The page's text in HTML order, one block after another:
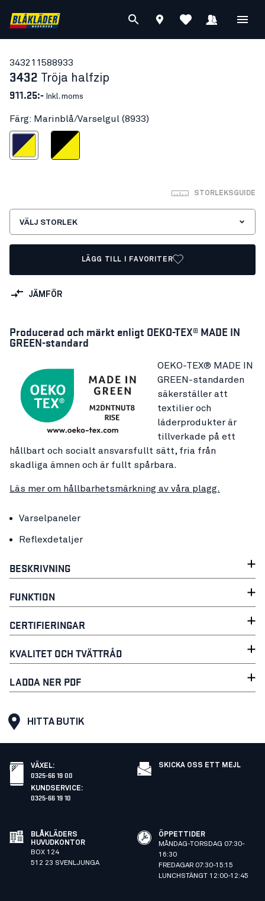
343211588933
3432 Tröja halfzip
911.25:- Inkl. moms
Färg: Marinblå/Varselgul (8933)
Varselgul
Svart/Varselgul
STORLEKSGUIDE
VÄLJ STORLEK
LÄGG TILL I FAVORITER
JÄMFÖR
Producerad och märkt enligt OEKO-TEX® MADE IN
GREEN-standard
OEKO-TEX® MADE IN
GREEN-standarden
säkerställer att
textilier och
läderprodukter är
tillverkade på ett
hållbart och socialt ansvarsfullt sätt, fria från
skadliga ämnen och är fullt spårbara.
Läs mer om hållbarhetsmärkning av våra plagg.
Varselpaneler
Reflexdetaljer
BESKRIVNING
FUNKTION
CERTIFIERINGAR
KVALITET OCH TVÄTTRÅD
LADDA NER PDF
HITTA BUTIK
VÄXEL:
0325-66 19 00
KUNDSERVICE:
0325-66 19 10
SKICKA OSS ETT MEJL
BLÅKLÄDERS
HUVUDKONTOR
BOX 124
512 23 SVENLJUNGA
ÖPPETTIDER
MÅNDAG-TORSDAG 07:30-
16:30
FREDAGAR 07:30-15:15
LUNCHSTÄNGT 12:00-12:45